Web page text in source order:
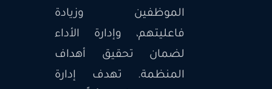
الموظفين وزيادة
فاعليتهم، وإدارة الأداء
لضمان تحقيق أهداف
المنظمة. تهدف إدارة